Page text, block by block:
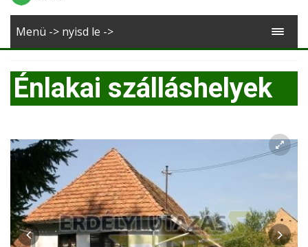
Deutsch
Romana
Menü -> nyisd le ->
Énlakai szálláshelyek